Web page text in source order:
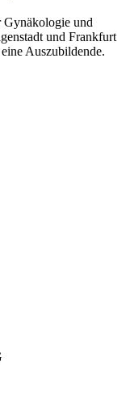
Gynäkologie und
und Frankfurt
Auszubildende.